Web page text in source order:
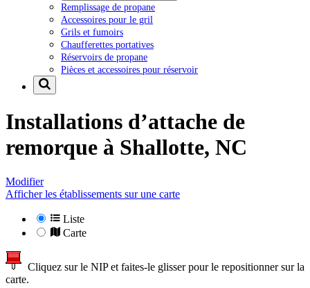
Remplissage de propane
Accessoires pour le gril
Grils et fumoirs
Chaufferettes portatives
Réservoirs de propane
Pièces et accessoires pour réservoir
Installations d’attache de
remorque à Shallotte, NC
Modifier
Afficher les établissements sur une carte
Liste
Carte
Cliquez sur le NIP et faites-le glisser pour le repositionner sur la
carte.